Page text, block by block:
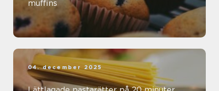
muffins
04. december 2025